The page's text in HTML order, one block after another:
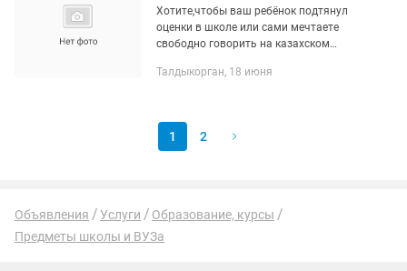
Хотите,чтобы ваш ребёнок подтянул
оценки в школе или сами мечтаете
свободно говорить на казахском
индивидуальные занятия для детей и
Талдыкорган, 18 июня
1 2
Объявления Услуги
Образование, курсы
Предметы школы и ВУЗа